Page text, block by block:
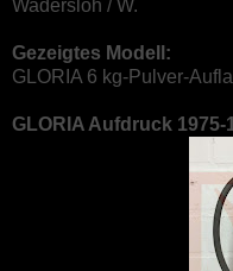
Wadersloh / W.
Gezeigtes Modell:
GLORIA 6 kg-Pulver-
GLORIA Aufdruck 1975-